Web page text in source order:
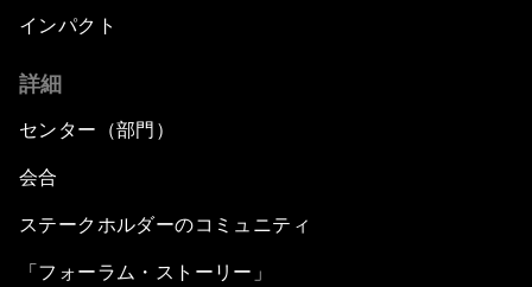
インパクト
詳細
センター（部門）
会合
ステークホルダーのコミュニティ
「フォーラム・ストーリー」